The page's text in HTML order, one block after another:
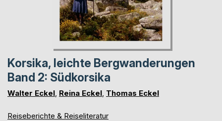
Korsika, leichte Bergwanderungen
Band 2: Südkorsika
Walter Eckel Reina Eckel Thomas Eckel
Reiseberichte & Reiseliteratur